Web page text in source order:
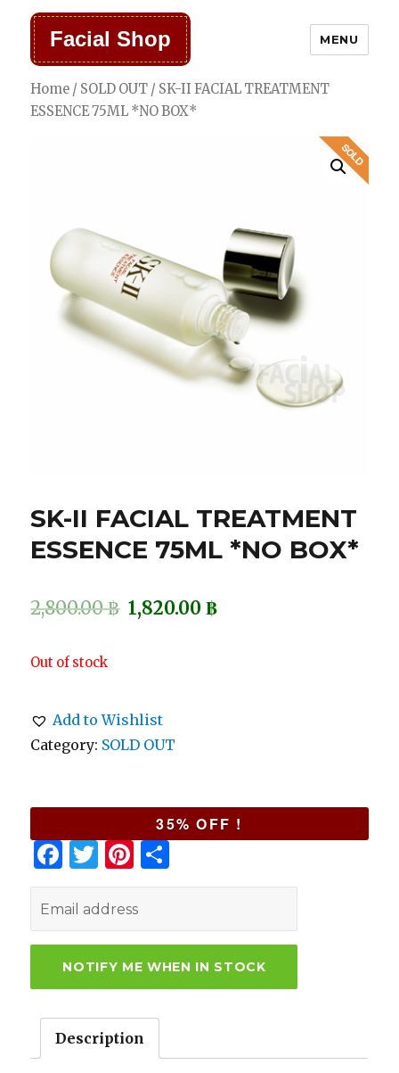
Facial Shop MENU
Home / SOLD OUT / SK-II FACIAL TREATMENT
ESSENCE 75ML *NO BOX*
SK-II FACIAL TREATMENT
ESSENCE 75ML *NO BOX*
2,800.00฿ 1,820.00฿
Out of stock
Add to Wishlist
Category: SOLD OUT
35% OFF !
F
a
c
e
b
o
o
k
T
w
it
te
r
Pi
n
te
re
st
h
e
Description